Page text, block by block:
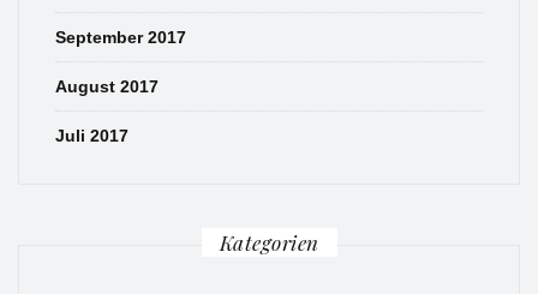
September 2017
August 2017
Juli 2017
Kategorien